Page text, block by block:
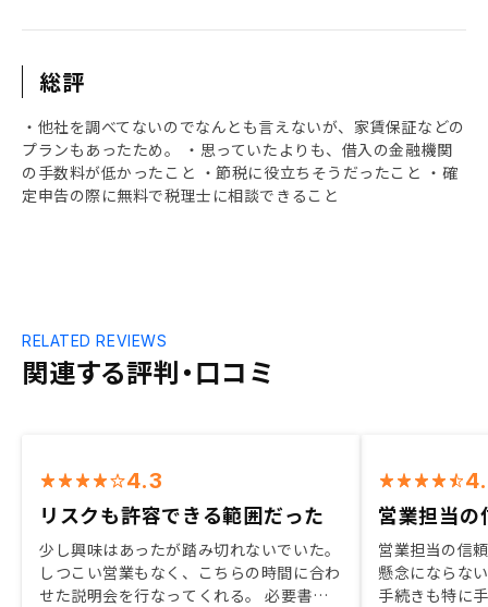
総評
・他社を調べてないのでなんとも言えないが、家賃保証などの
プランもあったため。 ・思っていたよりも、借入の金融機関
の手数料が低かったこと ・節税に役立ちそうだったこと ・確
定申告の際に無料で税理士に相談できること
関連する評判・口コミ
RELATED REVIEWS
4.3
リスクも許容できる範囲だった
少し興味はあったが踏み切れないでいた。
しつこい営業もなく、こちらの時間に合わ
せた説明会を行なってくれる。 必要書類
営業担当の
営業担当の信
懸念にならな
手続きも特に